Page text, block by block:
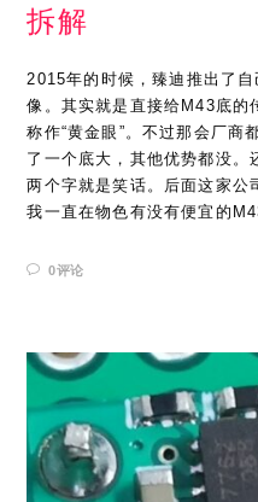
拆解
2015年的时候，臻迪推出了
像。其实就是直接给M43底的
称作“黄金眼”。不过那会厂商
了一个底大，其他优势都没。
两个字就是笑话。后面这家公
我一直在物色有没有便宜的
0评论